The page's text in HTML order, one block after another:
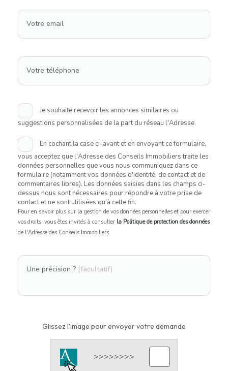
Votre email
Votre téléphone
Je souhaite recevoir les annonces similaires ou
suggestions personnalisées de la part du réseau l'Adresse.
En cochant la case ci-avant et en envoyant ce formulaire,
vous acceptez que l'Adresse des Conseils Immobiliers traite les
données personnelles que vous nous communiquez dans ce
formulaire (notamment vos données d'identité, de contact et de
commentaires libres). Les données saisies dans les champs ci-
dessus nous sont nécessaires pour répondre à votre prise de
contact et ne sont utilisées qu'à cette fin.
Pour en savoir plus sur la gestion de vos données personnelles et pour exercer
vos droits, vous êtes invités à consulter la Politique de protection des données
de l'Adresse des Conseils Immobiliers.
Une précision ? (facultatif)
Glissez l'image pour envoyer votre demande